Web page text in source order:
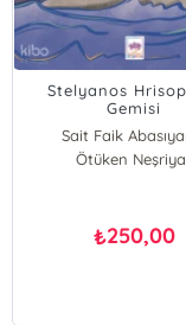
Stelyanos
Gemisi
Sait Faik
Ötüken
₺250,00